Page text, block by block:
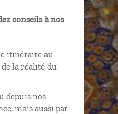
conseils à nos
itinéraire au
la réalité du
depuis nos
mais aussi par